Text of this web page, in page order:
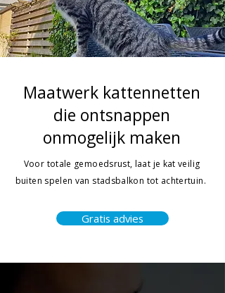
Maatwerk kattennetten
die ontsnappen
onmogelijk maken
Voor totale gemoedsrust, laat je kat veilig
buiten spelen van stadsbalkon tot achtertuin.
Gratis advies